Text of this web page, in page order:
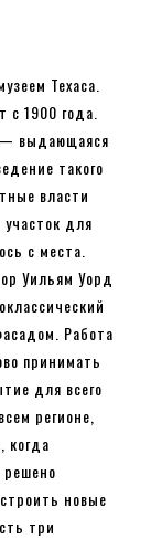
Техаса.
с 1900 года.
выдающаяся
такого
власти
для
с места.
Уильям Уорд
Работа
принимать
для всего
регионе,
когда
новые
три